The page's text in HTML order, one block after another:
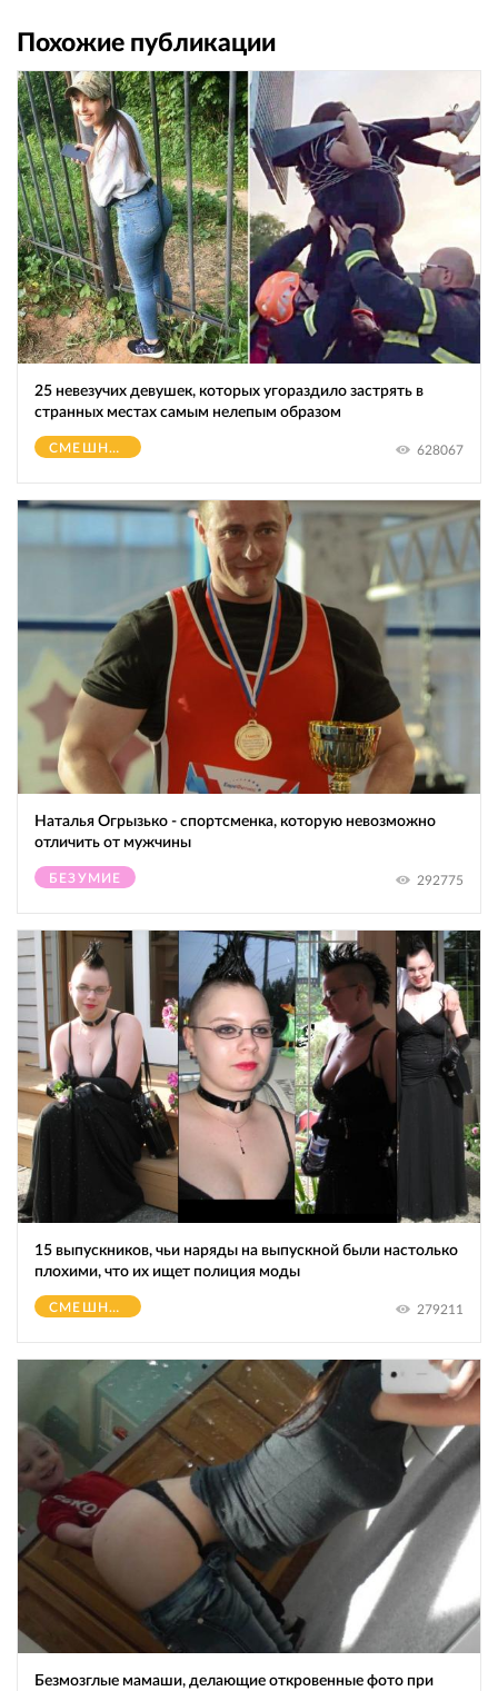
Похожие публикации
25 невезучих девушек, которых угораздило застрять в
странных местах самым нелепым образом
СМЕШНОЕ 628067
Наталья Огрызько - спортсменка, которую невозможно
отличить от мужчины
БЕЗУМИЕ 292775
15 выпускников, чьи наряды на выпускной были настолько
плохими, что их ищет полиция моды
СМЕШНОЕ 279211
Безмозглые мамаши, делающие откровенные фото при